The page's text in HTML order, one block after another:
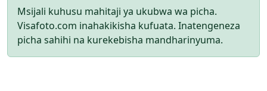
Msijali kuhusu mahitaji ya ukubwa wa picha.
Visafoto.com inahakikisha kufuata. Inatengeneza
picha sahihi na kurekebisha mandharinyuma.